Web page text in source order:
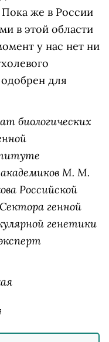
же в России
в этой области
у нас нет ни
для
биологических
М. М.
Российской
генной
генетики